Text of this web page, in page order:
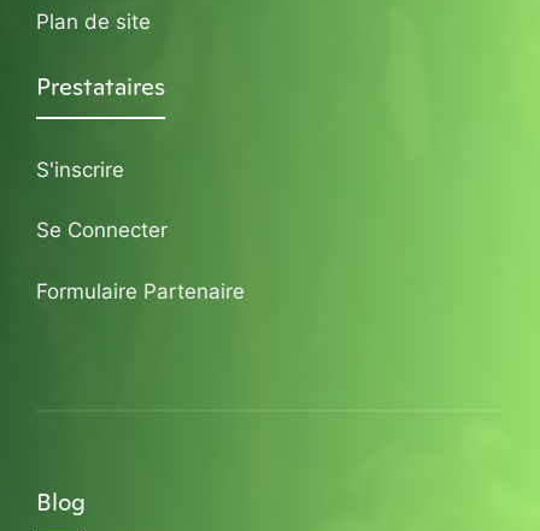
Plan de site
Prestataires
S'inscrire
Se Connecter
Formulaire Partenaire
Blog